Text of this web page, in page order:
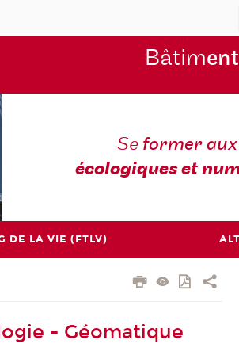
Bâtim
Se former
écologiques et
DE LA VIE (FTLV)
- Géomatique